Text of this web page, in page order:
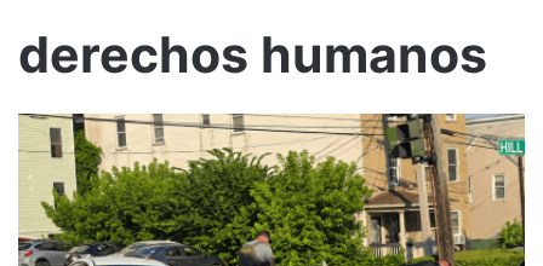
derechos humanos